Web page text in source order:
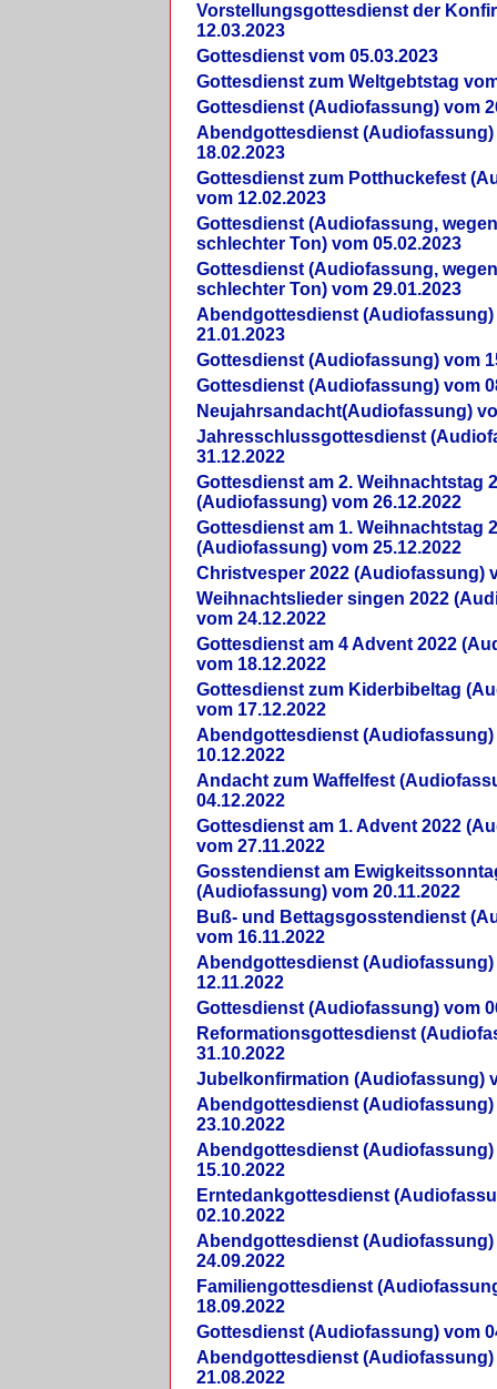
Vorstellungsgottesdienst der
12.03.2023
Gottesdienst vom 05.03.2023
Gottesdienst zum Weltgebtstag
Gottesdienst (Audiofassung) vom
Abendgottesdienst (Audiofassung)
18.02.2023
Gottesdienst zum Potthuckefest
vom 12.02.2023
Gottesdienst (Audiofassung,
schlechter Ton) vom 05.02.2023
Gottesdienst (Audiofassung,
schlechter Ton) vom 29.01.2023
Abendgottesdienst (Audiofassung)
21.01.2023
Gottesdienst (Audiofassung) vom
Gottesdienst (Audiofassung) vom
Neujahrsandacht(Audiofassung)
Jahresschlussgottesdienst
31.12.2022
Gottesdienst am 2. Weihnachtstag
(Audiofassung) vom 26.12.2022
Gottesdienst am 1. Weihnachtstag
(Audiofassung) vom 25.12.2022
Christvesper 2022 (Audiofassung)
Weihnachtslieder singen 2022
vom 24.12.2022
Gottesdienst am 4 Advent 2022
vom 18.12.2022
Gottesdienst zum Kiderbibeltag
vom 17.12.2022
Abendgottesdienst (Audiofassung)
10.12.2022
Andacht zum Waffelfest
04.12.2022
Gottesdienst am 1. Advent 2022
vom 27.11.2022
Gosstendienst am
(Audiofassung) vom 20.11.2022
Buß- und Bettagsgosstendienst
vom 16.11.2022
Abendgottesdienst (Audiofassung)
12.11.2022
Gottesdienst (Audiofassung) vom
Reformationsgottesdienst
31.10.2022
Jubelkonfirmation (Audiofassung)
Abendgottesdienst (Audiofassung)
23.10.2022
Abendgottesdienst (Audiofassung)
15.10.2022
Erntedankgottesdienst
02.10.2022
Abendgottesdienst (Audiofassung)
24.09.2022
Familiengottesdienst
18.09.2022
Gottesdienst (Audiofassung) vom
Abendgottesdienst (Audiofassung)
21.08.2022